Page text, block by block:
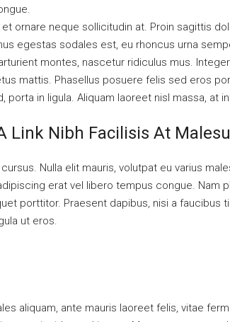
ornare neque sollicitudin at. Proin sagittis
egestas sodales est, eu rhoncus urna
montes, nascetur ridiculus mus.
mattis. Phasellus posuere felis sed eros
porta in ligula. Aliquam laoreet nisl massa, at
Link Nibh Facilisis At
Nulla elit mauris, volutpat eu varius
erat vel libero tempus congue. Nam
porttitor. Praesent dapibus, nisi a faucibus
ut eros.
aliquam, ante mauris laoreet felis, vitae